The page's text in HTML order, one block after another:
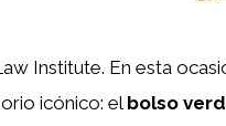
Institute. En esta
icónico: el bolso